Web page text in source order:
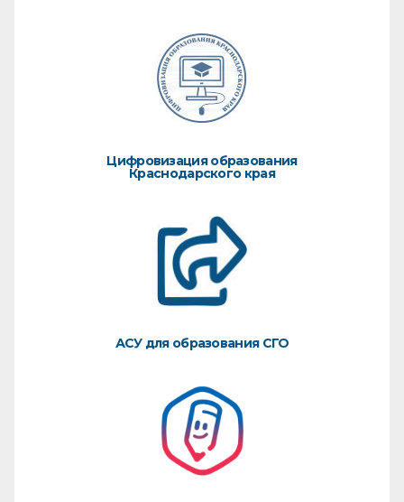
Цифровизация образования
Краснодарского края
АСУ для образования СГО